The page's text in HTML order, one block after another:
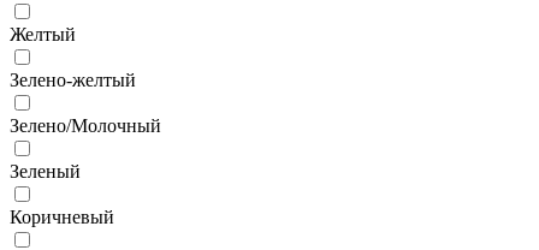
Желтый
Зелено-желтый
Зелено/Молочный
Зеленый
Коричневый